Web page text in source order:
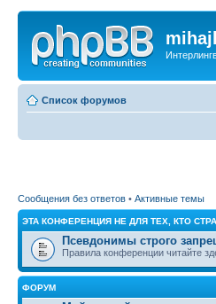
Список форумов
Сообщения без ответов • Активные темы
ЭТА КОНФЕРЕНЦИЯ НЕ ДЛЯ ТЕХ, КТО
Псевдонимы строго
Правила конференции читайте
ФОРУМ